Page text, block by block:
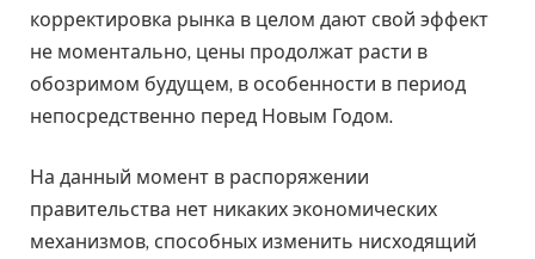
корректировка рынка в целом дают свой эффект
не моментально, цены продолжат расти в
обозримом будущем, в особенности в период
непосредственно перед Новым Годом.
На данный момент в распоряжении
правительства нет никаких экономических
механизмов, способных изменить нисходящий